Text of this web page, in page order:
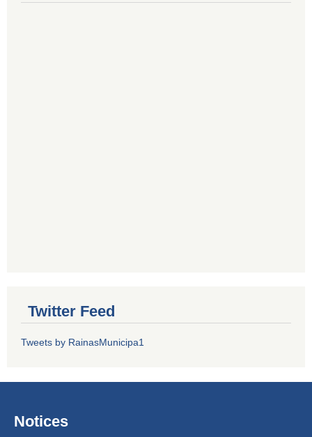
Twitter Feed
Tweets by RainasMunicipa1
Notices